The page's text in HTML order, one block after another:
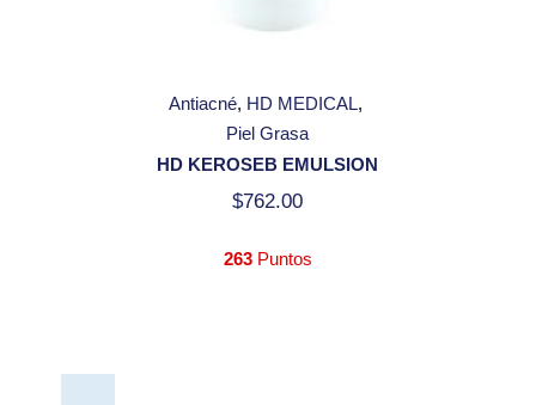
Antiacné HD MEDICAL
Piel Grasa
HD KEROSEB EMULSION
$762.00
263Puntos